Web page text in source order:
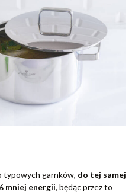
typowych garnków, do tej samej
mniej energii, będąc przez to